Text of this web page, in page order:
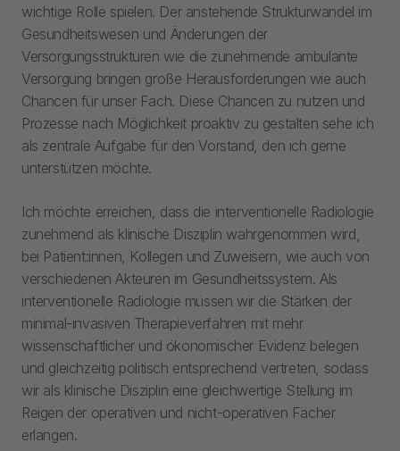
wichtige Rolle spielen. Der anstehende Strukturwandel im
Gesundheitswesen und Änderungen der
Versorgungsstrukturen wie die zunehmende ambulante
Versorgung bringen große Herausforderungen wie auch
Chancen für unser Fach. Diese Chancen zu nutzen und
Prozesse nach Möglichkeit proaktiv zu gestalten sehe ich
als zentrale Aufgabe für den Vorstand, den ich gerne
unterstützen möchte.
Ich möchte erreichen, dass die interventionelle Radiologie
zunehmend als klinische Disziplin wahrgenommen wird,
bei Patient:innen, Kollegen und Zuweisern, wie auch von
verschiedenen Akteuren im Gesundheitssystem. Als
interventionelle Radiologie müssen wir die Stärken der
minimal-invasiven Therapieverfahren mit mehr
wissenschaftlicher und ökonomischer Evidenz belegen
und gleichzeitig politisch entsprechend vertreten, sodass
wir als klinische Disziplin eine gleichwertige Stellung im
Reigen der operativen und nicht-operativen Fächer
erlangen.